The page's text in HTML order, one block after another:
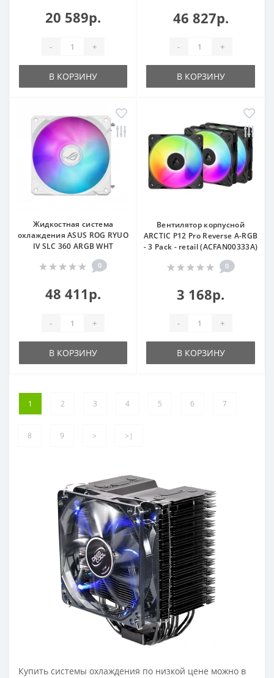
20 589р.
- +
В КОРЗИНУ
46 827р.
- +
В КОРЗИНУ
Жидкостная система
охлаждения ASUS ROG RYUO
IV SLC 360 ARGB WHT
0
48 411р.
- +
В КОРЗИНУ
Вентилятор корпусной
ARCTIC P12 Pro Reverse A-RGB
- 3 Pack - retail (ACFAN00333A)
0
3 168р.
- +
В КОРЗИНУ
1 2 3 4 5 6 7
8 9 > >|
Купить системы охлаждения по низкой цене можно в